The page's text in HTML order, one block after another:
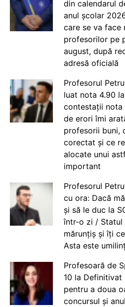
din calendarul
anul școlar
care se va face
profesorilor pe
august, după
adresă oficială
Profesorul
luat nota 4.90
contestații nota
de erori îmi
profesorii buni,
corectat și ce
alocate unui
important
Profesorul
cu ora: Dacă
și să le duc la
într-o zi / Statul
mărunțiș și îți
Asta este
Profesoară de
10 la Definitivat
pentru a doua
concursul și